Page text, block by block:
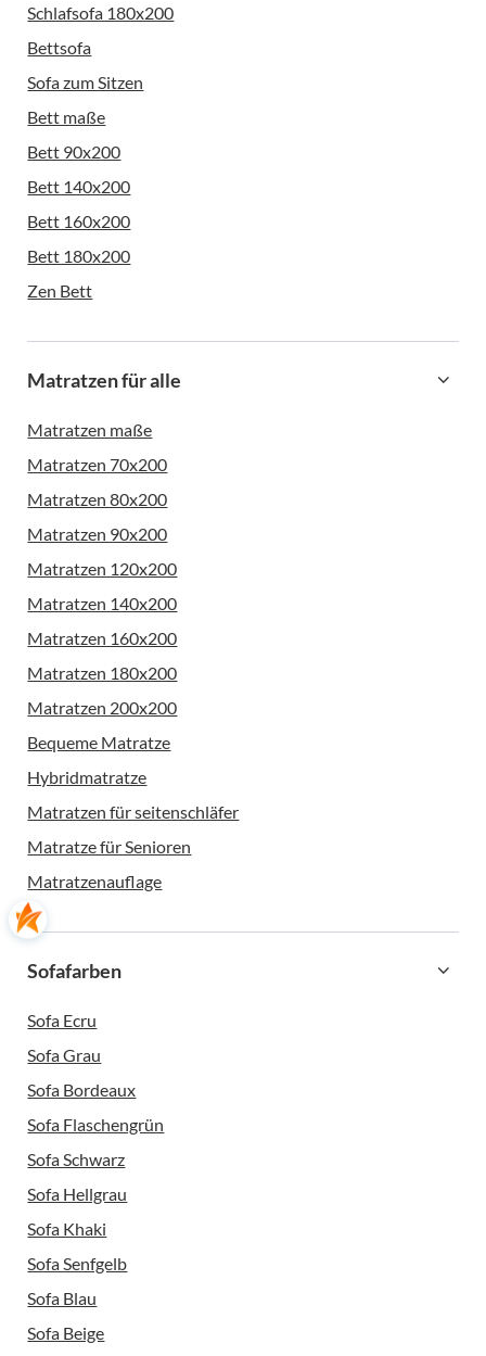
Schlafsofa 180x200
Bettsofa
Sofa zum Sitzen
Bett maße
Bett 90x200
Bett 140x200
Bett 160x200
Bett 180x200
Zen Bett
Matratzen für alle
Matratzen maße
Matratzen 70x200
Matratzen 80x200
Matratzen 90x200
Matratzen 120x200
Matratzen 140x200
Matratzen 160x200
Matratzen 180x200
Matratzen 200x200
Bequeme Matratze
Hybridmatratze
Matratzen für seitenschläfer
Matratze für Senioren
Matratzenauflage
Sofafarben
Sofa Ecru
Sofa Grau
Sofa Bordeaux
Sofa Flaschengrün
Sofa Schwarz
Sofa Hellgrau
Sofa Khaki
Sofa Senfgelb
Sofa Blau
Sofa Beige